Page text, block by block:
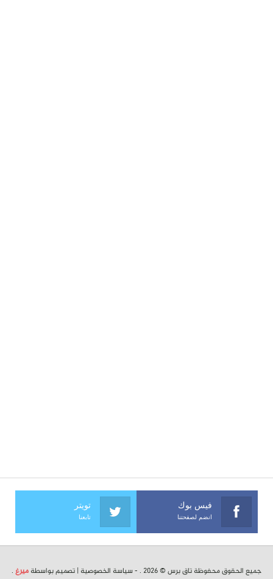
فيس بوك
انضم لصفحتنا
تويتر
تابعنا
جميع الحقوق محفوظة تاق برس © 2026 . - سياسة الخصوصية | تصميم بواسطة ميرغ .